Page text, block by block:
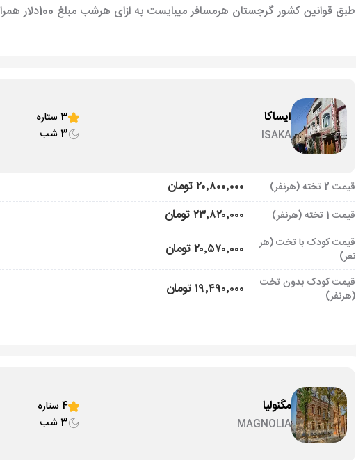
طبق قوانین کشور گرجستان هرمسافر میبایست به ازای هرشب مبلغ 100دلار همراه خود داشته باشد.
ایساکا
ISAKA
3 ستاره
3 شب
قیمت 2 تخته (هرنفر) ۲۰٬۸۰۰٬۰۰۰ تومان
قیمت 1 تخته (هرنفر) ۲۳٬۸۲۰٬۰۰۰ تومان
قیمت کودک با تخت (هر
نفر)
۲۰٬۵۷۰٬۰۰۰ تومان
قیمت کودک بدون تخت
(هرنفر)
۱۹٬۴۹۰٬۰۰۰ تومان
مگنولیا
MAGNOLIA
4 ستاره
3 شب